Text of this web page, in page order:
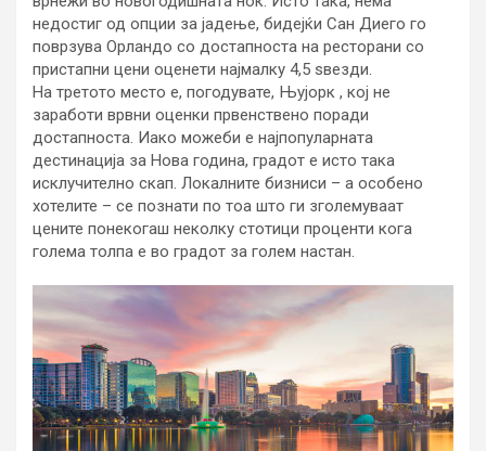
недостиг од опции за јадење, бидејќи Сан Диего го
поврзува Орландо со достапноста на ресторани со
пристапни цени оценети најмалку 4,5 ѕвезди.
На третото место е, погодувате, Њујорк , кој не
заработи врвни оценки првенствено поради
достапноста. Иако можеби е најпопуларната
дестинација за Нова година, градот е исто така
исклучително скап. Локалните бизниси – а особено
хотелите – се познати по тоа што ги зголемуваат
цените понекогаш неколку стотици проценти кога
голема толпа е во градот за голем настан.